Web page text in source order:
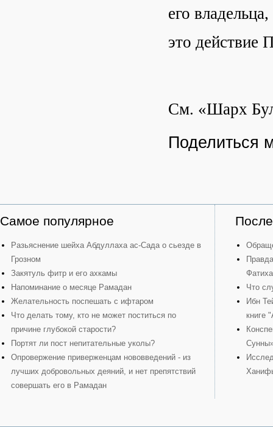
его
это действие
См. «Шарх
Поделиться
Самое популярное
Разьяснение шейха Абдуллаха ас-Сада о сьезде в
Грозном
Закятуль фитр и его ахкамы
Напоминание о месяце Рамадан
Желательность поспешать с ифтаром
Что делать тому, кто не может поститься по
причине глубокой старости?
Портят ли пост непитательные уколы?
Опровержение приверженцам нововведений - из
лучших добровольных деяний, и нет препятствий
совершать его в Рамадан
Что
Ибн
книге